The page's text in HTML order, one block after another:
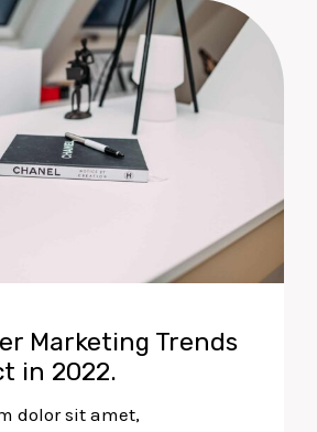
Marketing Trends
in 2022.
dolor sit amet,